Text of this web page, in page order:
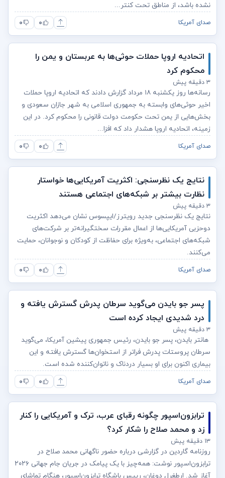
نشده باشد، از مناطق تحت کنتر...
صدای آمریکا ۰ ۰
اتحادیه اروپا حملات حوثی‌ها به عربستان و یمن را
محکوم کرد
۳ دقیقه پیش
رسانه‌ها روز یکشنبه ۱۸ مرداد گزارش دادند که اتحادیه اروپا حملات
اخیر حوثی‌های وابسته به جمهوری اسلامی به شهر جازان سعودی و
بخش‌هایی از یمن تحت حکومت دولت قانونی را محکوم کرد. در این
زمینه، اتحادیه اروپا هشدار داد که افزا...
صدای آمریکا ۰ ۰
نتایج یک نظرسنجی: اکثریت آمریکایی‌ها خواستار
نظارت بیشتر بر شبکه‌های اجتماعی هستند
۳ دقیقه پیش
نتایج یک نظرسنجی جدید رویترز/ایپسوس نشان می‌دهد اکثریت
دوحزبی آمریکایی‌ها از اعمال مقررات سختگیرانه‌تر بر شرکت‌های
شبکه‌های اجتماعی، به‌ویژه برای حفاظت از کودکان و نوجوانان، حمایت
می‌کنند.
صدای آمریکا ۰ ۰
پسر جو بایدن می‌گوید سرطان پدرش گسترش یافته و
درد شدیدی ایجاد کرده است
۳ دقیقه پیش
هانتر بایدن، پسر جو بایدن، رئیس جمهوری پیشین آمریکا، می‌گوید
سرطان پروستات پدرش فراتر از استخوان‌ها گسترش یافته و این
بیماری اکنون برای او بسیار دردناک و ناتوان‌کننده شده است.
صدای آمریکا ۰ ۰
ترابزون‌اسپور چگونه رقبای عرب، ترک و آمریکایی را کنار
زد و محمد صلاح را شکار کرد؟
۱۳ دقیقه پیش
روزنامه گاردین در گزارشی درباره حضور ناگهانی محمد صلاح در
ترابزون‌اسپور نوشت: همه‌چیز با یک پیامک در جریان جام جهانی ۲۰۲۶
آغاز شد. ارطغرل دوغان، رییس باشگاه ترابزون‌اسپور، هنگام تماشای